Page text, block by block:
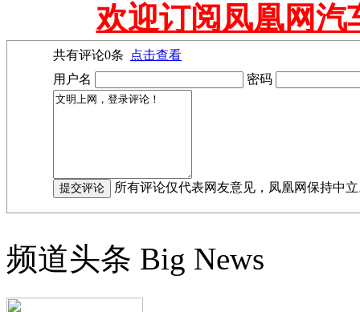
欢迎订阅凤凰网汽
共有评论0条
点击查看
用户名
密码
所有评论仅代表网友意见，凤凰网保持中
频道头条 Big News